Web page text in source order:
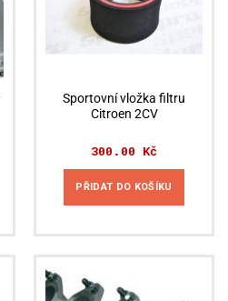
Sportovní vložka filtru
Citroen 2CV
300.00 Kč
PŘIDAT DO KOŠÍKU